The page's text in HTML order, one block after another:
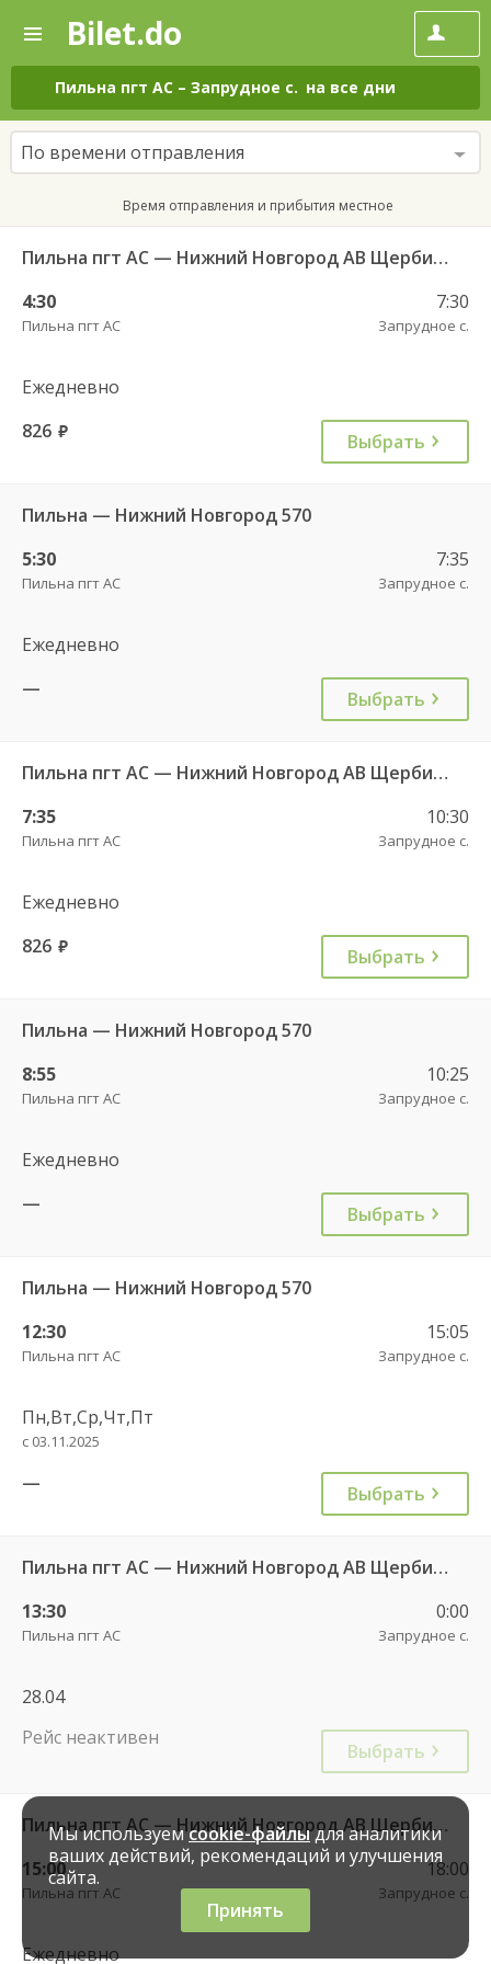
—
Поиск
и
покупка
билетов
на
автобус
онлайн
Bilet.do
Пильна пгт АС – Запрудное с. на все дни
По времени отправления
Время отправления и прибытия местное
Пильна пгт АС — Нижний Новгород АВ Щербинки
4:30
Пильна пгт АС
7:30
Запрудное с.
Ежедневно
826 руб. Выбрать
Пильна — Нижний Новгород 570
5:30
Пильна пгт АС
7:35
Запрудное с.
Ежедневно
—
Выбрать
Пильна пгт АС — Нижний Новгород АВ Щербинки
7:35
Пильна пгт АС
10:30
Запрудное с.
Ежедневно
826 руб. Выбрать
Пильна — Нижний Новгород 570
8:55
Пильна пгт АС
10:25
Запрудное с.
Ежедневно
—
Выбрать
Пильна — Нижний Новгород 570
12:30
Пильна пгт АС
15:05
Запрудное с.
Пн,Вт,Ср,Чт,Пт
с 03.11.2025
— Выбрать
Пильна пгт АС — Нижний Новгород АВ Щербинки
13:30
Пильна пгт АС
0:00
Запрудное с.
28.04
Рейс неактивен
Выбрать
Пильна пгт АС — Нижний Новгород АВ Щербинки
15:00
Пильна пгт АС
18:00
Запрудное с.
Ежедневно
Мы используемcookie-файлыдля аналитики
ваших действий, рекомендаций и улучшения
сайта.
Принять